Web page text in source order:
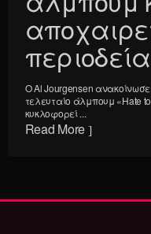
περιοδεία
Ο Al Jourgensen
τελευταίο άλμπουμ «Hate
κυκλοφορεί ...
Read More